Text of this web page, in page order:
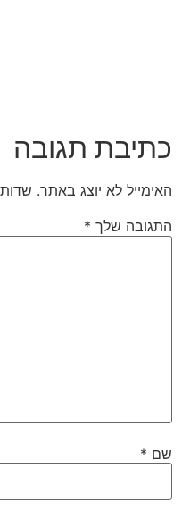
כתיבת תגובה
האימייל לא יוצג באתר. שדות
התגובה שלך*
שם*